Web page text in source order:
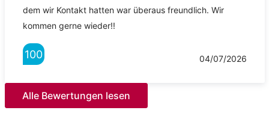
dem wir Kontakt hatten war überaus freundlich. Wir
kommen gerne wieder!!
100 04/07/2026
Alle Bewertungen lesen